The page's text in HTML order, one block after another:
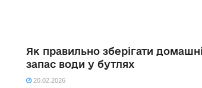
Як правильно зберігати
запас води у бутлях
20.02.2026